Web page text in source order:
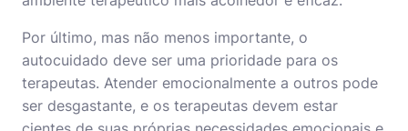
Por último, mas não menos importante, o
autocuidado deve ser uma prioridade para os
terapeutas. Atender emocionalmente a outros pode
ser desgastante, e os terapeutas devem estar